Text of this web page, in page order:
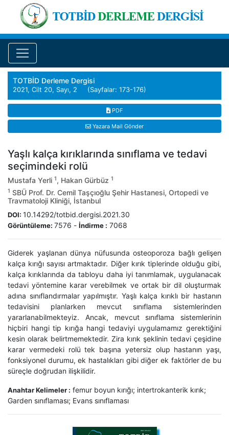
TOTBİD Derleme Dergisi
2021, Cilt 20, Sayı, 2 (Sayfalar: 173-176)
PDF
Yazara Mail Gönder
Yaşlı kalça kırıklarında sınıflama ve tedavi
seçimindeki rolü
Mustafa Yerli 1, Hakan Gürbüz 1
1 SBÜ Prof. Dr. Cemil Taşçıoğlu Şehir Hastanesi, Ortopedi ve
Travmatoloji Kliniği, İstanbul
DOI: 10.14292/totbid.dergisi.2021.30
Görüntüleme: 7576 - İndirme : 7068
Giderek yaşlanan dünya nüfusunda osteoporoza bağlı gelişen
kalça kırığı sayısı artmaktadır. Diğer kırık tiplerinde olduğu gibi,
kalça kırıklarında da tabloyu daha iyi tanımlamak, uygulanacak
tedavi yöntemine karar verebilmek ve ortak bir dil oluşturmak
adına sınıflandırmalar yapılmıştır. Yaşlı kalça kırıklı bir hastanın
tedavisini planlarken mevcut sınıflama sistemlerinden
yararlanabilmekteyiz. Ancak, mevcut sınıflama sistemlerinin
hiçbiri hangi tip kırığa hangi tedaviyi uygulamamız gerektiğini
kesin olarak belirtmemektedir. Zira kırık şeklinin tedavi çeşidine
karar vermedeki rolü tek başına yetersiz olup hastanın yaşı,
fonksiyonel durumu, ek hastalıkları gibi diğer ek faktörler de bu
süreçle doğrudan ilişkilidir.
Anahtar Kelimeler : femur boyun kırığı; intertrokanterik kırık;
Garden sınıflaması; Evans sınıflaması